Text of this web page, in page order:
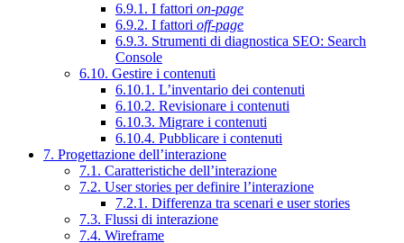
6.9.1. I fattori on-page
6.9.2. I fattori off-page
6.9.3. Strumenti di diagnostica SEO: Search
Console
6.10. Gestire i contenuti
6.10.1. L’inventario dei contenuti
6.10.2. Revisionare i contenuti
6.10.3. Migrare i contenuti
6.10.4. Pubblicare i contenuti
7. Progettazione dell’interazione
7.1. Caratteristiche dell’interazione
7.2. User stories per definire l’interazione
7.2.1. Differenza tra scenari e user stories
7.3. Flussi di interazione
7.4. Wireframe